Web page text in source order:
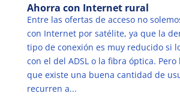
Ahorra con Internet rural
Entre las ofertas de acceso no
con Internet por satélite, ya que la
tipo de conexión es muy reducido si
con el del ADSL o la fibra óptica.
que existe una buena cantidad de
recurren a...